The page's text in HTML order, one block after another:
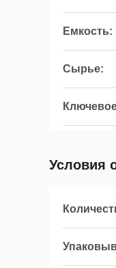
Емкость:
Сырье:
Условия